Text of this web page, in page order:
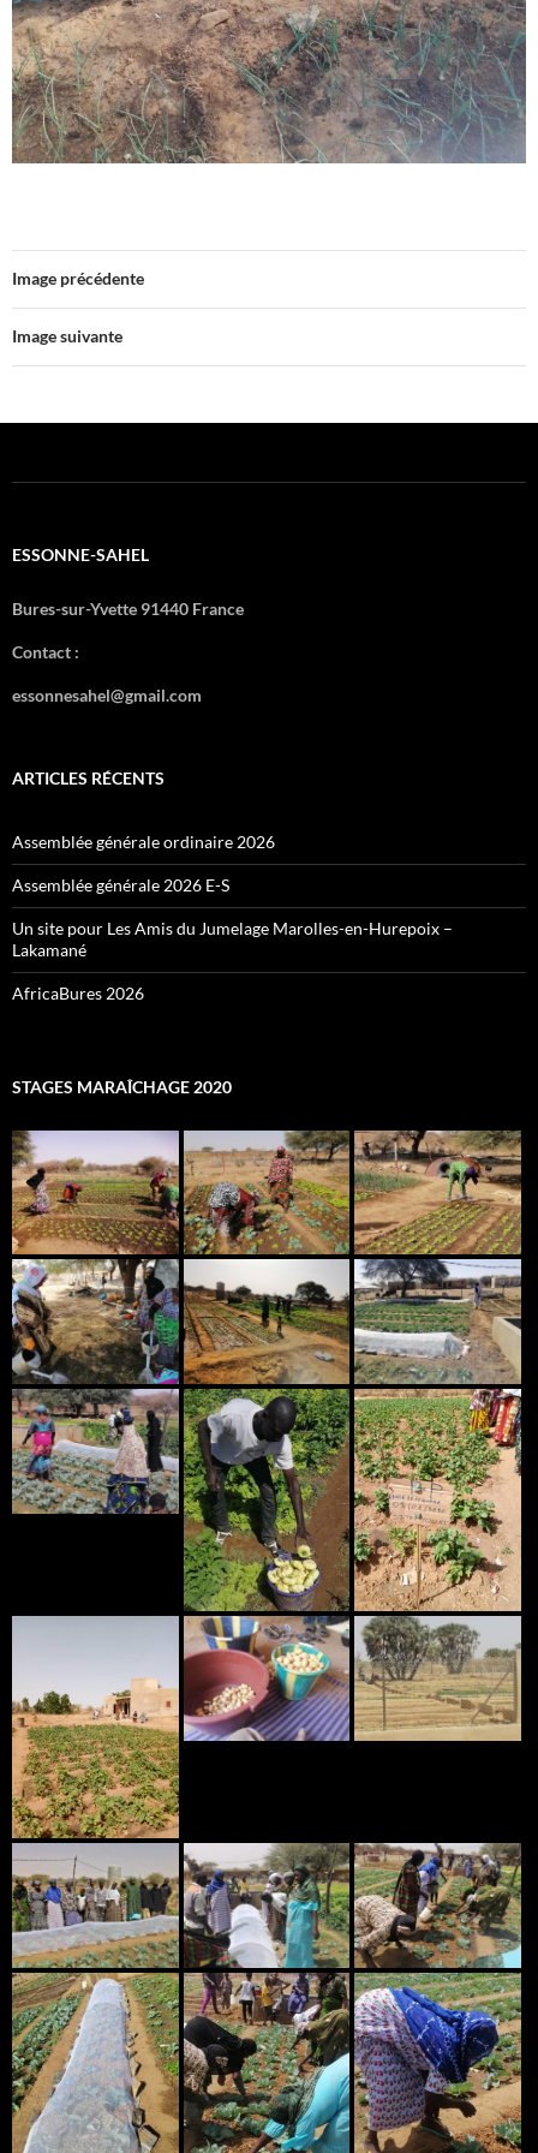
Image précédente
Image suivante
ESSONNE-SAHEL
Bures-sur-Yvette 91440 France
Contact :
essonnesahel@gmail.com
ARTICLES RÉCENTS
Assemblée générale ordinaire 2026
Assemblée générale 2026 E-S
Un site pour Les Amis du Jumelage Marolles-en-Hurepoix –
Lakamané
AfricaBures 2026
STAGES MARAÎCHAGE 2020